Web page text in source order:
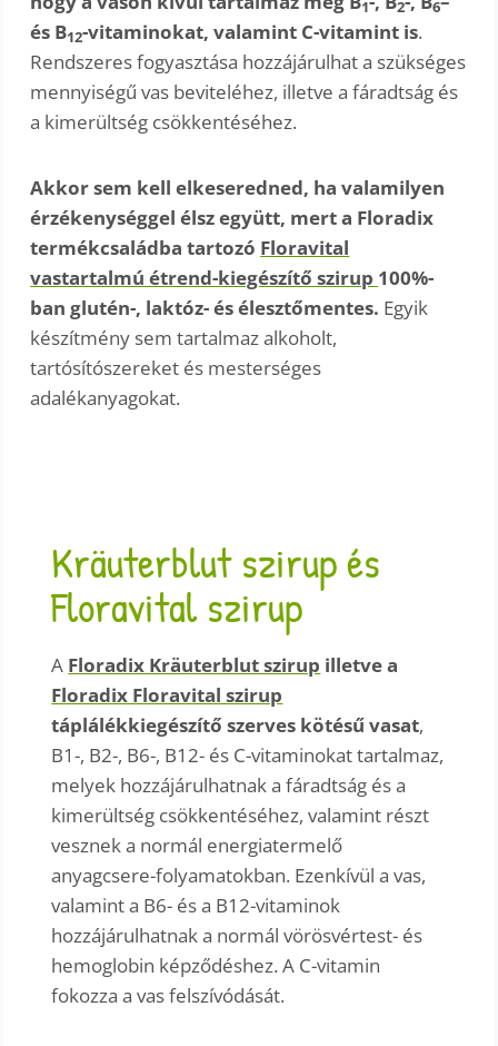
1 2 6
és B12-vitaminokat, valamint C-vitamint is.
Rendszeres fogyasztása hozzájárulhat a szükséges
mennyiségű vas beviteléhez, illetve a fáradtság és
a kimerültség csökkentéséhez.
Akkor sem kell elkeseredned, ha valamilyen
érzékenységgel élsz együtt, mert a Floradix
termékcsaládba tartozó Floravital
vastartalmú étrend-kiegészítő szirup 100%-
ban glutén-, laktóz- és élesztőmentes. Egyik
készítmény sem tartalmaz alkoholt,
tartósítószereket és mesterséges
adalékanyagokat.
Kräuterblut szirup és
Floravital szirup
A Floradix Kräuterblut szirup illetve a
Floradix Floravital szirup
táplálékkiegészítő szerves kötésű vasat,
B1-, B2-, B6-, B12- és C-vitaminokat tartalmaz,
melyek hozzájárulhatnak a fáradtság és a
kimerültség csökkentéséhez, valamint részt
vesznek a normál energiatermelő
anyagcsere-folyamatokban. Ezenkívül a vas,
valamint a B6- és a B12-vitaminok
hozzájárulhatnak a normál vörösvértest- és
hemoglobin képződéshez. A C-vitamin
fokozza a vas felszívódását.